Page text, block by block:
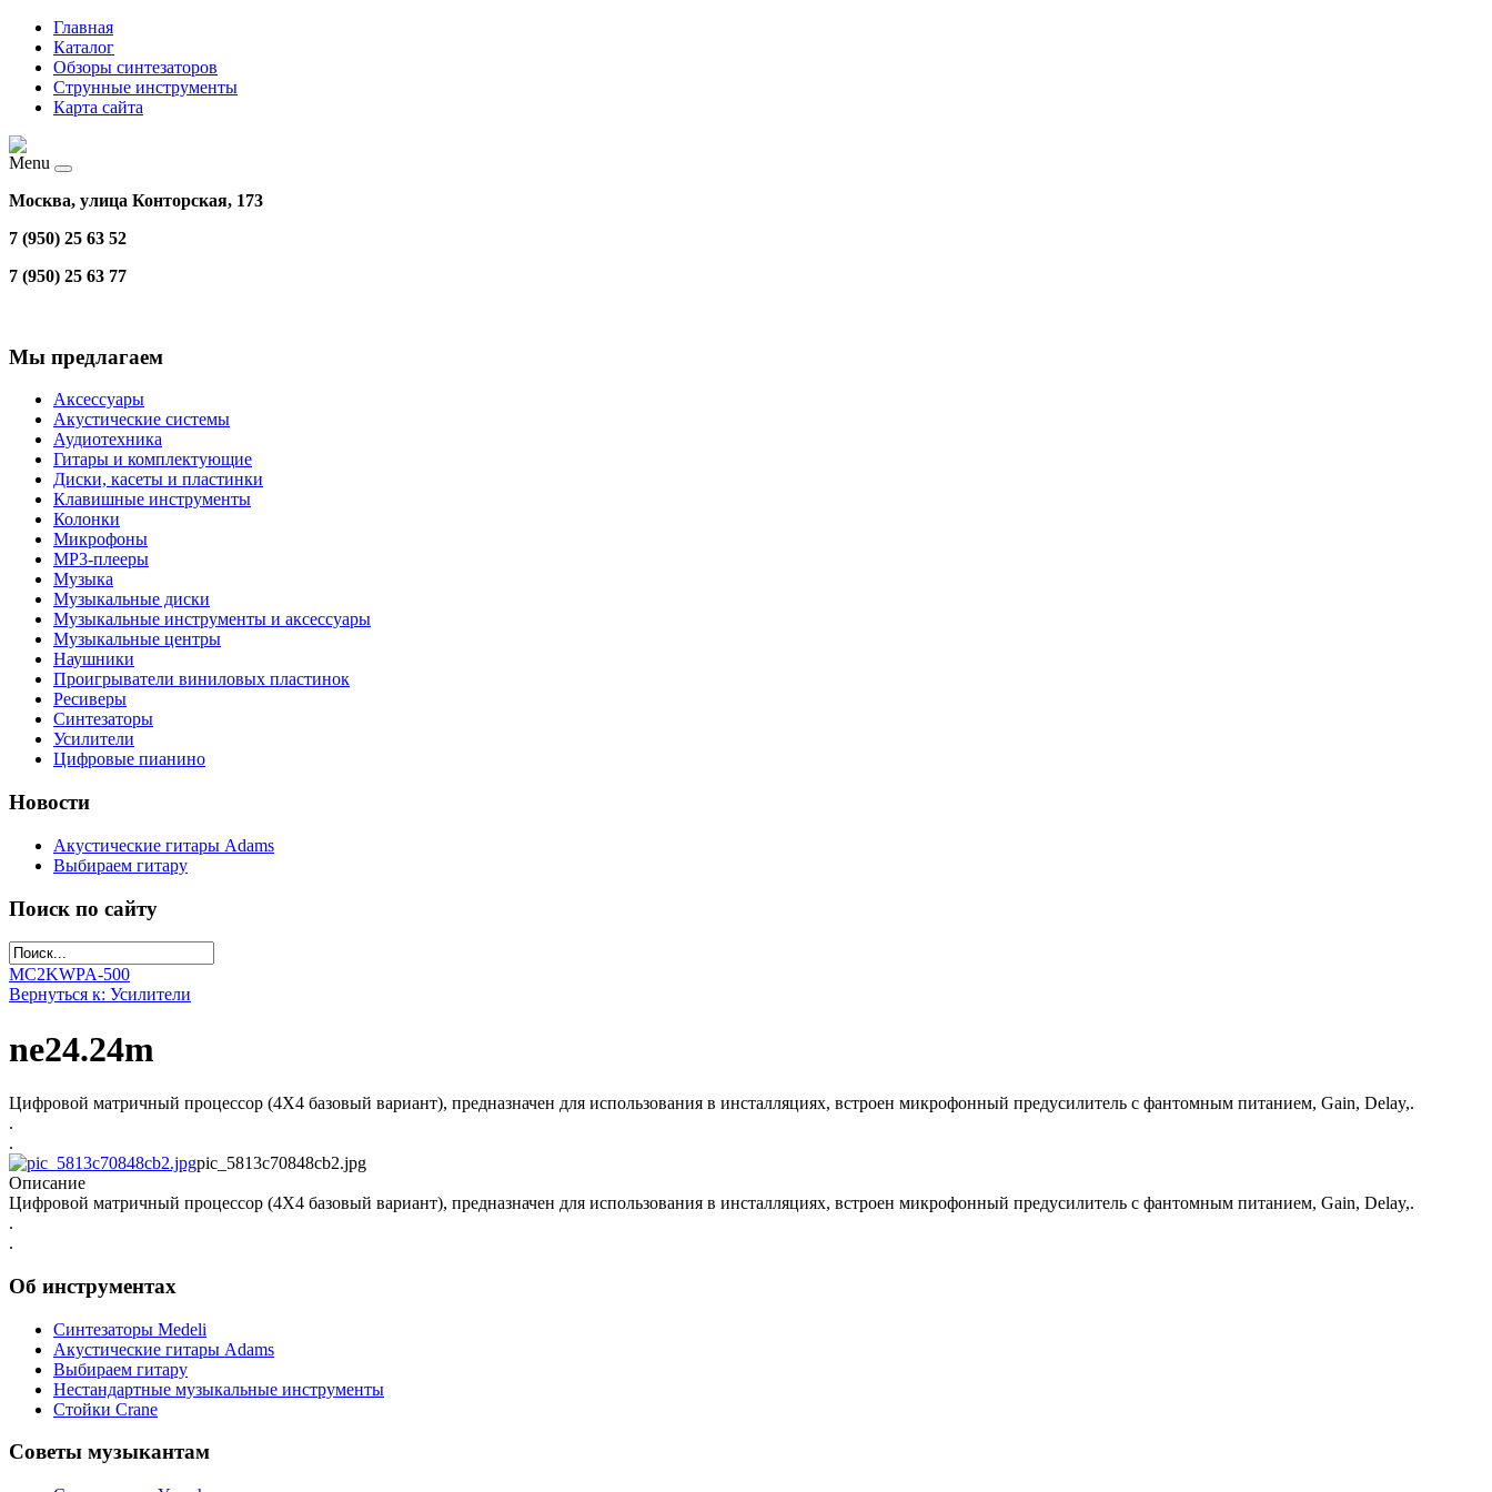
Главная
Каталог
Обзоры синтезаторов
Струнные инструменты
Карта сайта
Menu
Москва, улица Конторская, 173
7 (950) 25 63 52
7 (950) 25 63 77
Мы предлагаем
Аксессуары
Акустические системы
Аудиотехника
Гитары и комплектующие
Диски, касеты и пластинки
Клавишные инструменты
Колонки
Микрофоны
МР3-плееры
Музыка
Музыкальные диски
Музыкальные инструменты и аксессуары
Музыкальные центры
Наушники
Проигрыватели виниловых пластинок
Ресиверы
Синтезаторы
Усилители
Цифровые пианино
Новости
Акустические гитары Adams
Выбираем гитару
Поиск по сайту
MC2KWPA-500
Вернуться к: Усилители
ne24.24m
Цифровой матричный процессор (4X4 базовый вариант), предназначен для использования в инсталляциях, встроен микрофонный предусилитель с фантомным питанием, Gain, Delay,.
.
.
pic_5813c70848cb2.jpg
Описание
Цифровой матричный процессор (4X4 базовый вариант), предназначен для использования в инсталляциях, встроен микрофонный предусилитель с фантомным питанием, Gain, Delay,.
.
.
Об инструментах
Синтезаторы Мedeli
Акустические гитары Adams
Выбираем гитару
Нестандартные музыкальные инструменты
Стойки Crane
Советы музыкантам